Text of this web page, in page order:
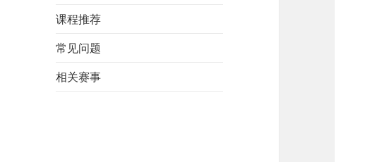
课程推荐
常见问题
相关赛事